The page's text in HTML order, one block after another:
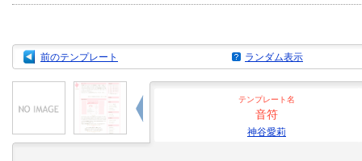
前のテンプレート ランダム表示
テンプレート名
音符
神谷愛莉